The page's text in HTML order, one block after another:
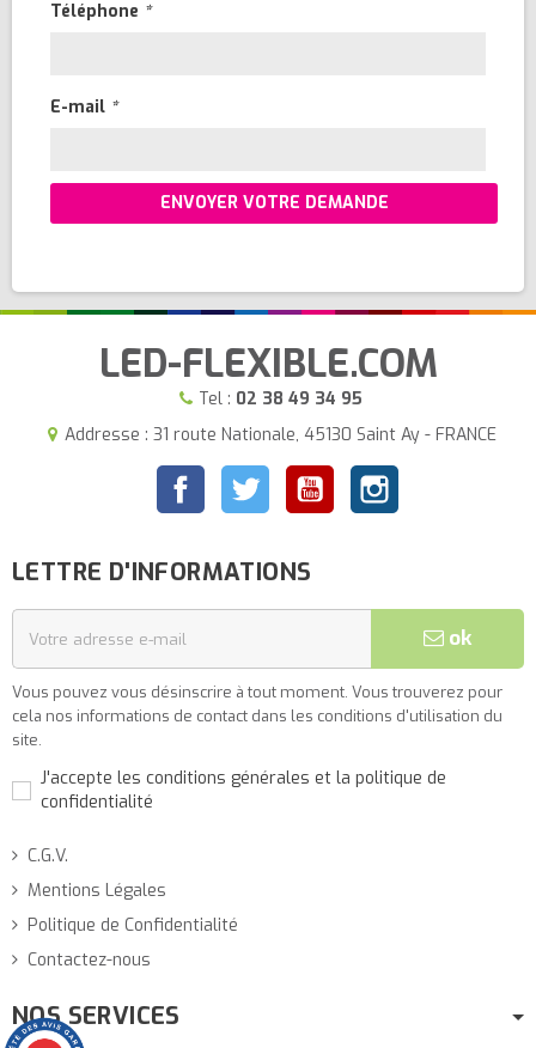
Téléphone *
E-mail *
ENVOYER VOTRE DEMANDE
LED-FLEXIBLE.COM
Tel : 02 38 49 34 95
Addresse : 31 route Nationale, 45130 Saint Ay - FRANCE
FacebookTwitter YouTubeInstagram
LETTRE D'INFORMATIONS
ok
Vous pouvez vous désinscrire à tout moment. Vous trouverez pour
cela nos informations de contact dans les conditions d'utilisation du
site.
J'accepte les conditions générales et la politique de
confidentialité
C.G.V.
Mentions Légales
Politique de Confidentialité
Contactez-nous
NOS SERVICES